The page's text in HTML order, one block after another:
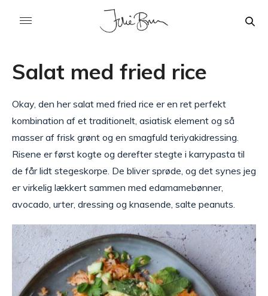
Salat med fried rice
Okay, den her salat med fried rice er en ret perfekt
kombination af et traditionelt, asiatisk element og så
masser af frisk grønt og en smagfuld teriyakidressing.
Risene er først kogte og derefter stegte i karrypasta til
de får lidt stegeskorpe. De bliver sprøde, og det synes jeg
er virkelig lækkert sammen med edamamebønner,
avocado, urter, dressing og knasende, salte peanuts.